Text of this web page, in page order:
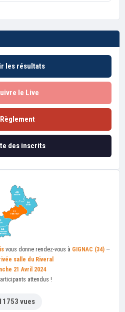
les résultats
le Live
Règlement
des inscrits
vous donne rendez-vous à GIGNAC (34)—
salle du Riveral
21 Avril 2024
attendus !
vues